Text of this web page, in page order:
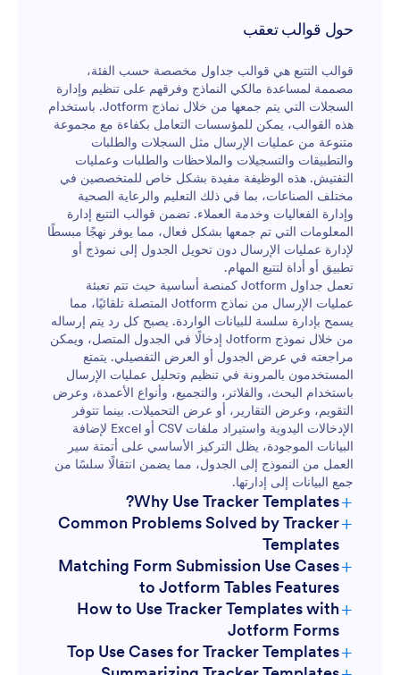
استخدامه على أي جهاز.
حول قوالب تعقب
قوالب التتبع هي قوالب جداول مخصصة حسب الفئة،
مصممة لمساعدة مالكي النماذج وفرقهم على تنظيم وإدارة
السجلات التي يتم جمعها من خلال نماذج Jotform. باستخدام
هذه القوالب، يمكن للمؤسسات التعامل بكفاءة مع مجموعة
متنوعة من عمليات الإرسال مثل السجلات والطلبات
والتطبيقات والتسجيلات والملاحظات والطلبات وعمليات
التفتيش. هذه الوظيفة مفيدة بشكل خاص للمتخصصين في
مختلف الصناعات، بما في ذلك التعليم والرعاية الصحية
وإدارة الفعاليات وخدمة العملاء. تضمن قوالب التتبع إدارة
المعلومات التي تم جمعها بشكل فعال، مما يوفر نهجًا مبسطًا
لإدارة عمليات الإرسال دون تحويل الجدول إلى نموذج أو
تطبيق أو أداة لتتبع المهام.
تعمل جداول Jotform كمنصة أساسية حيث تتم تعبئة
عمليات الإرسال من نماذج Jotform المتصلة تلقائيًا، مما
يسمح بإدارة سلسة للبيانات الواردة. يصبح كل رد يتم إرساله
من خلال نموذج Jotform إدخالًا في الجدول المتصل، ويمكن
مراجعته في عرض الجدول أو العرض التفصيلي. يتمتع
المستخدمون بالمرونة في تنظيم وتحليل عمليات الإرسال
باستخدام البحث، والفلاتر، والتجميع، وأنواع الأعمدة، وعرض
التقويم، وعرض التقارير، أو عرض التحميلات. بينما تتوفر
الإدخالات اليدوية واستيراد ملفات CSV أو Excel لإضافة
البيانات الموجودة، يظل التركيز الأساسي على أتمتة سير
العمل من النموذج إلى الجدول، مما يضمن انتقالًا سلسًا من
جمع البيانات إلى إدارتها.
+
Why Use Tracker Templates?
+
Common Problems Solved by Tracker
Templates
+
Matching Form Submission Use Cases
to Jotform Tables Features
+
How to Use Tracker Templates with
Jotform Forms
+
Top Use Cases for Tracker Templates
For Form Owners: